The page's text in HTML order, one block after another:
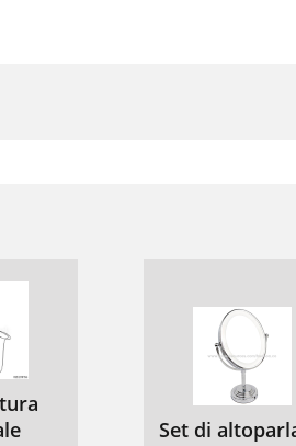
Set di